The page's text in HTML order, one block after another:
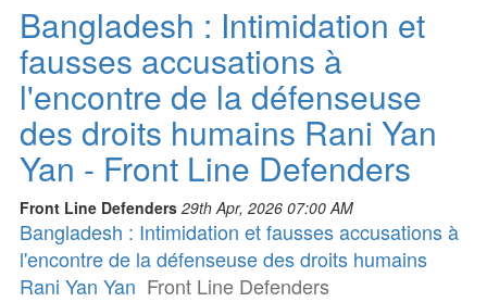
Bangladesh : Intimidation et
fausses accusations à
l'encontre de la défenseuse
des droits humains Rani Yan
Yan - Front Line Defenders
Front Line Defenders 29th Apr, 2026 07:00 AM
Bangladesh : Intimidation et fausses accusations à
l'encontre de la défenseuse des droits humains
Rani Yan Yan Front Line Defenders